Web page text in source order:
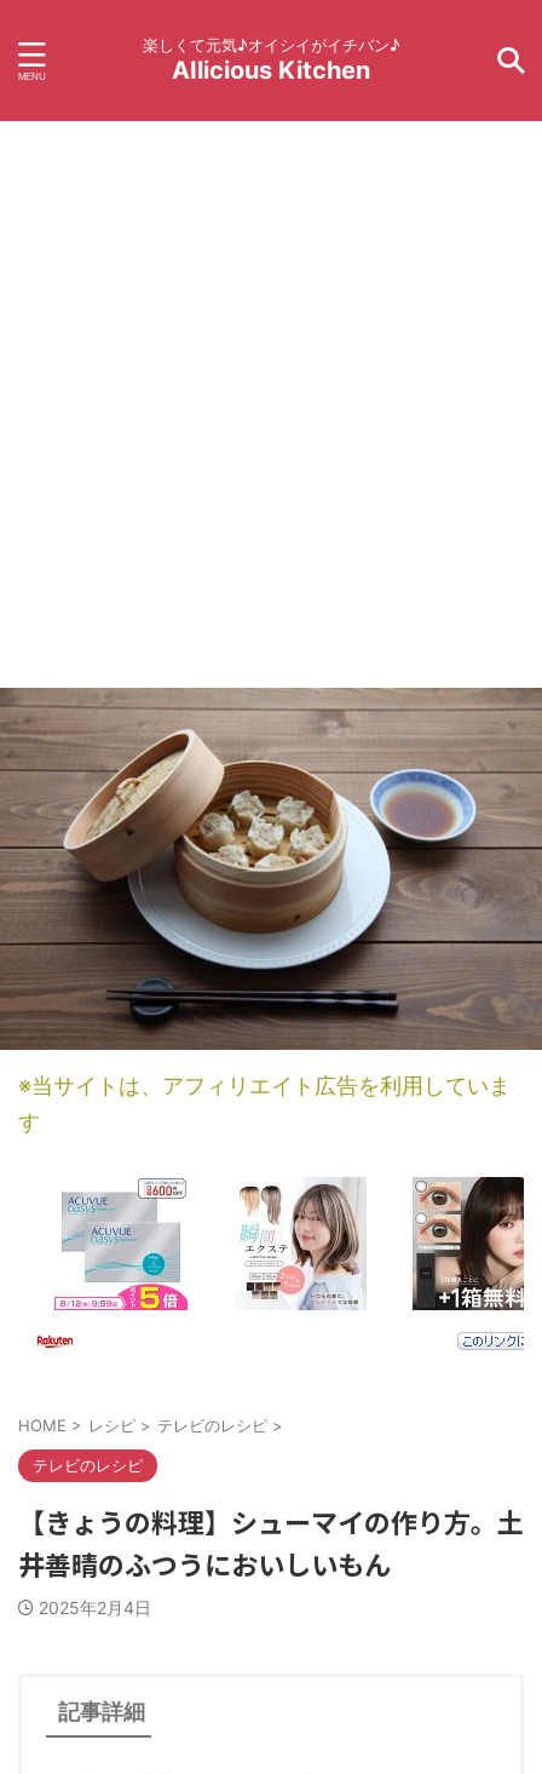
楽しくて元気♪オイシイがイチバン♪
AIlicious Kitchen
※当サイトは、アフィリエイト広告を利用していま
す
HOME > レシピ > テレビのレシピ >
テレビのレシピ
【きょうの料理】シューマイの作り方。土
井善晴のふつうにおいしいもん
2025年2月4日
記事詳細